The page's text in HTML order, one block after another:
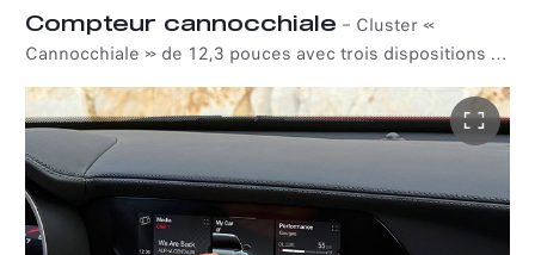
Compteur cannocchiale – Cluster «
Cannocchiale » de 12,3 pouces avec trois dispositions :
Evolved, Relax et Heritage. La disposition Evolved est
moderne et essentielle, la disposition Relax est axée sur
le confort et la disposition Heritage s'inspire des
modèles emblématiques de la marque.